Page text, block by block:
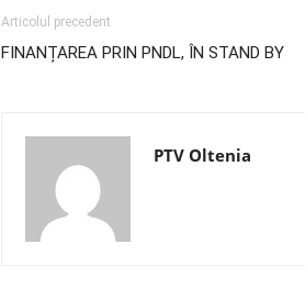
Articolul precedent
FINANȚAREA PRIN PNDL, ÎN STAND BY
PTV Oltenia